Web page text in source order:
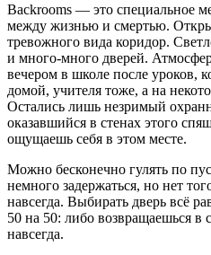
Backrooms — это специальное
между жизнью и смертью.
тревожного вида коридор.
и много-много дверей.
вечером в школе после уроков,
домой, учителя тоже, а на
Остались лишь незримый
оказавшийся в стенах этого
ощущаешь себя в этом месте.
Можно бесконечно гулять по
немного задержаться, но нет
навсегда. Выбирать дверь всё
50 на 50: либо возвращаешься в
навсегда.